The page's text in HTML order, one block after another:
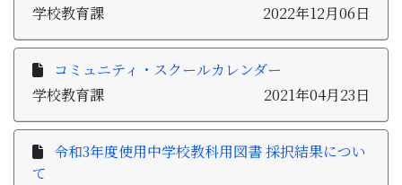
学校教育課
2022年12月06日
コミュニティ・スクールカレンダー
学校教育課
2021年04月23日
令和3年度使用中学校教科用図書 採択結果につい
て